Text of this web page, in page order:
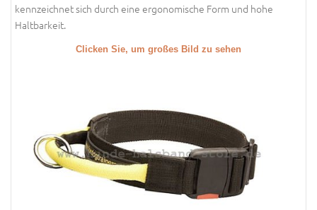
kennzeichnet sich durch eine ergonomische Form und hohe
Haltbarkeit.
Clicken Sie, um großes Bild zu sehen